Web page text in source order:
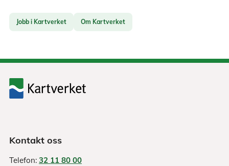
Jobb i Kartverket Om Kartverket
Kontakt oss
Telefon: 32 11 80 00